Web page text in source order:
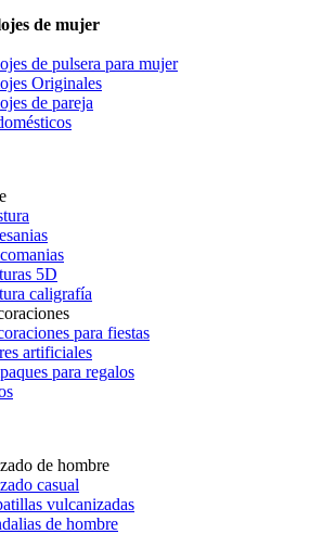
de mujer
de pulsera para mujer
Originales
de pareja
5D
caligrafía
para fiestas
artificiales
para regalos
de hombre
casual
vulcanizadas
de hombre